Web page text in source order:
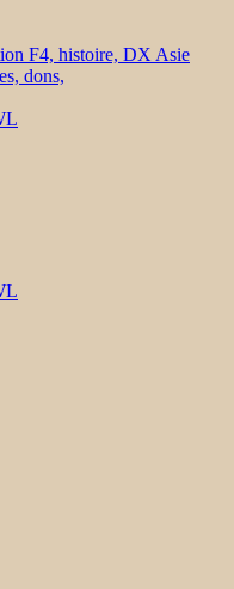
F4, histoire, DX Asie
dons,